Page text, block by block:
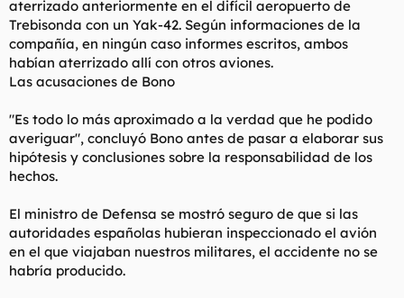
aterrizado anteriormente en el difícil aeropuerto de
Trebisonda con un Yak-42. Según informaciones de la
compañía, en ningún caso informes escritos, ambos
habían aterrizado allí con otros aviones.
Las acusaciones de Bono
"Es todo lo más aproximado a la verdad que he podido
averiguar", concluyó Bono antes de pasar a elaborar sus
hipótesis y conclusiones sobre la responsabilidad de los
hechos.
El ministro de Defensa se mostró seguro de que si las
autoridades españolas hubieran inspeccionado el avión
en el que viajaban nuestros militares, el accidente no se
habría producido.